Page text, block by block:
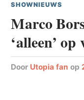
SHOWNIEUWS
Marco
‘alleen’
door Utopia fan op